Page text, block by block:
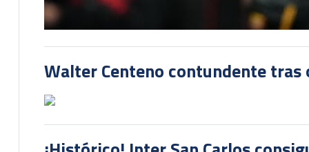
Walter Centeno contundente tras